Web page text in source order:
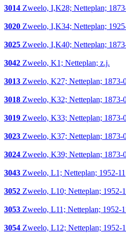
3014 Zweelo, I,K28; Netteplan;
3020 Zweelo, I,K34; Netteplan;
3025 Zweelo, I,K40; Netteplan;
3042 Zweelo, K1; Netteplan; z.j.
3013 Zweelo, K27; Netteplan; 1873-
3018 Zweelo, K32; Netteplan; 1873-
3019 Zweelo, K33; Netteplan; 1873-
3023 Zweelo, K37; Netteplan; 1873-
3024 Zweelo, K39; Netteplan; 1873-
3043 Zweelo, L1; Netteplan; 1952-11
3052 Zweelo, L10; Netteplan; 1952-
3053 Zweelo, L11; Netteplan; 1952-
3054 Zweelo, L12; Netteplan; 1952-